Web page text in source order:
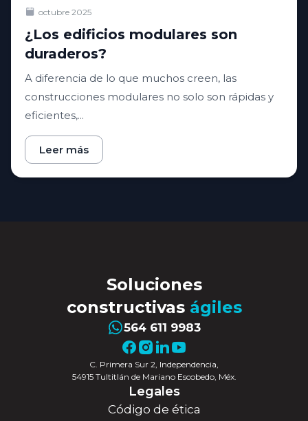
octubre 2025
¿Los edificios modulares son
duraderos?
A diferencia de lo que muchos creen, las
construcciones modulares no solo son rápidas y
eficientes,...
Leer más
Soluciones
constructivas ágiles
564 611 9983
C. Primera Sur 2, Independencia,
54915 Tultitlán de Mariano Escobedo, Méx.
Legales
Código de ética